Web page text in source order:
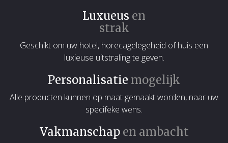
Luxueus en
strak
Geschikt om uw hotel, horecagelegeheid of huis een
luxieuse uitstraling te geven.
Personalisatie mogelijk
Alle producten kunnen op maat gemaakt worden, naar uw
specifeke wens.
Vakmanschapen ambacht